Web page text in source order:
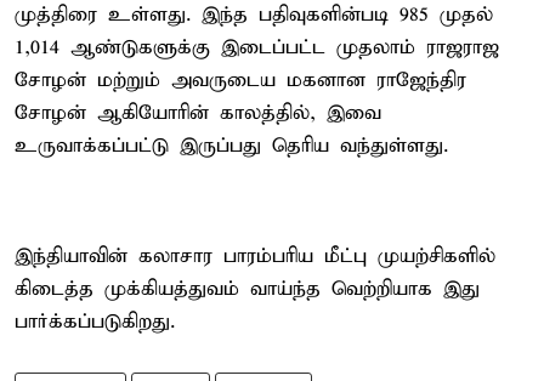
முத்திரை உள்ளது. இந்த பதிவுகளின்படி 985 முதல்
1,014 ஆண்டுகளுக்கு இடைப்பட்ட முதலாம் ராஜராஜ
சோழன் மற்றும் அவருடைய மகனான ராஜேந்திர
சோழன் ஆகியோரின் காலத்தில், இவை
உருவாக்கப்பட்டு இருப்பது தெரிய வந்துள்ளது.
இந்தியாவின் கலாசார பாரம்பரிய மீட்பு முயற்சிகளில்
கிடைத்த முக்கியத்துவம் வாய்ந்த வெற்றியாக இது
பார்க்கப்படுகிறது.